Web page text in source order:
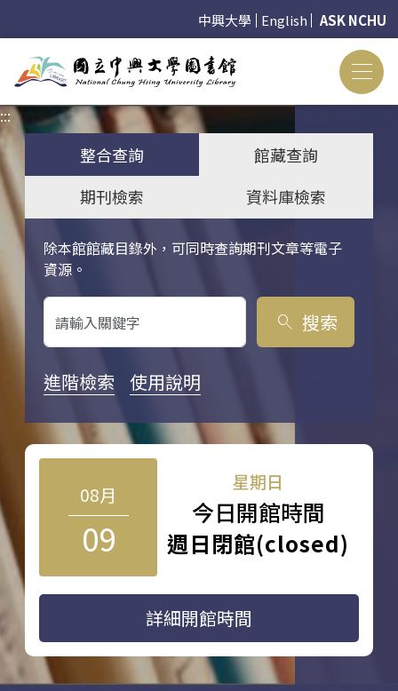
中興大學 English ASK NCHU
:::
整合查詢
館藏查詢
期刊檢索
資料庫檢索
除本館館藏目錄外，可同時查詢期刊文章等電子
資源。
關鍵字搜尋
search 搜索
進階檢索 使用說明
08月
09
星期日
今日開館時間
週日閉館(closed)
詳細開館時間